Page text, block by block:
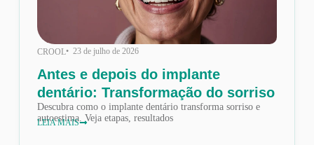
CROOL• 23 de julho de 2026
Antes e depois do implante
dentário: Transformação do sorriso
Descubra como o implante dentário transforma sorriso e
autoestima. Veja etapas, resultados
LEIA MAIS